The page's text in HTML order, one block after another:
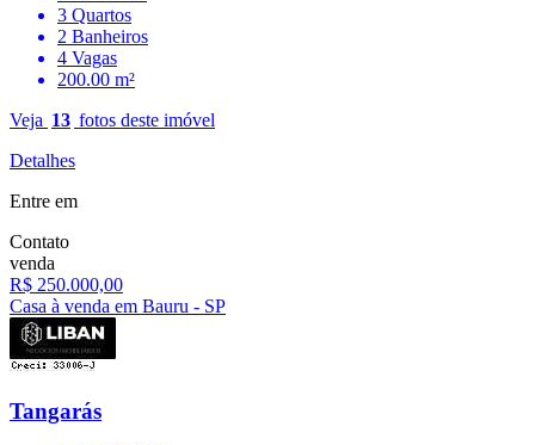
3 Quartos
2 Banheiros
4 Vagas
200.00 m²
Veja 13 fotos deste imóvel
Detalhes
Entre em
Contato
venda
R$ 250.000,00
Casa à venda em Bauru - SP
Tangarás